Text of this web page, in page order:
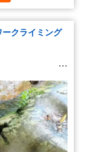
ークライミング
アー